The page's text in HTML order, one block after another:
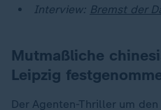
Interview: Bremst der
Mutmaßliche
Leipzig
Der Agenten-Thriller um